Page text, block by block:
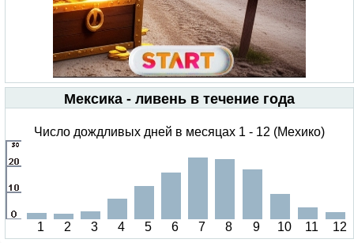
Мексика - ливень в течение года
Число дождливых дней в месяцах 1 - 12 (Мехико)
1 2 3 4 5 6 7 8 9 10 11 12